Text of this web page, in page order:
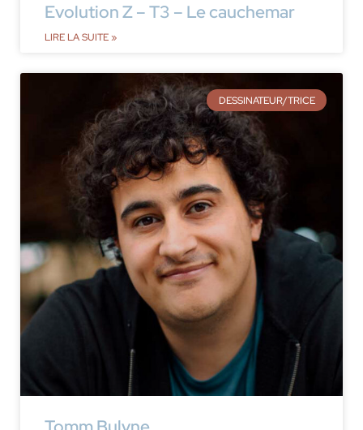
Evolution Z – T3 – Le cauchemar
LIRE LA SUITE »
DESSINATEUR/TRICE